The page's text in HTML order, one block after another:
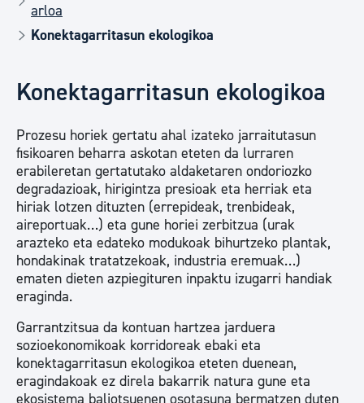
arloa
Konektagarritasun ekologikoa
Konektagarritasun ekologikoa
Prozesu horiek gertatu ahal izateko jarraitutasun
fisikoaren beharra askotan eteten da lurraren
erabileretan gertatutako aldaketaren ondoriozko
degradazioak, hirigintza presioak eta herriak eta
hiriak lotzen dituzten (errepideak, trenbideak,
aireportuak…) eta gune horiei zerbitzua (urak
arazteko eta edateko modukoak bihurtzeko plantak,
hondakinak tratatzekoak, industria eremuak…)
ematen dieten azpiegituren inpaktu izugarri handiak
eraginda.
Garrantzitsua da kontuan hartzea jarduera
sozioekonomikoak korridoreak ebaki eta
konektagarritasun ekologikoa eteten duenean,
eragindakoak ez direla bakarrik natura gune eta